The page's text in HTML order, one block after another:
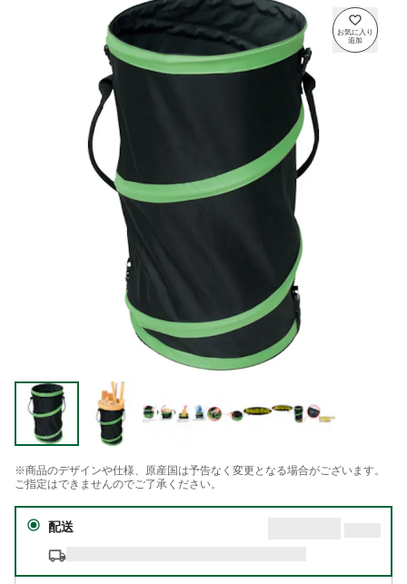
※商品のデザインや仕様、原産国は予告なく変更となる場合がございます。
ご指定はできませんのでご了承ください。
配送